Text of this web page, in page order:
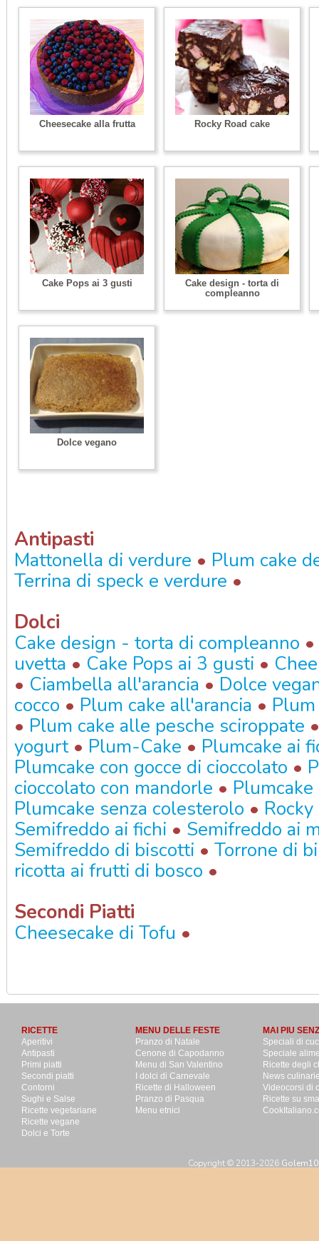
Cheesecake alla frutta Rocky Road cake
Cake Pops ai 3 gusti
Cake design - torta di
compleanno
Dolce vegano
Antipasti
Mattonella di verdure • Plum cake
Terrina di speck e verdure •
Dolci
Cake design - torta di compleanno •
uvetta • Cake Pops ai 3 gusti •
• Ciambella all'arancia • Dolce
cocco • Plum cake all'arancia •
• Plum cake alle pesche sciroppate
yogurt• Plum-Cake • Plumcake ai
Plumcake con gocce di cioccolato •
cioccolato con mandorle •
Plumcake senza colesterolo •
Semifreddo ai fichi • Semifreddo ai
Semifreddo di biscotti • Torrone di
ricotta ai frutti di bosco •
Secondi Piatti
Cheesecake di Tofu •
RICETTE
Aperitivi
Antipasti
Primi piatti
Secondi piatti
Contorni
Sughi e Salse
Ricette vegetariane
Ricette vegane
Dolci e Torte
MENU DELLE FESTE
Pranzo di Natale
Cenone di Capodanno
Menu di San Valentino
I dolci di Carnevale
Ricette di Halloween
Pranzo di Pasqua
Menu etnici
MAI PIU
Speciali di
Speciale
Ricette degli
News
Videocorsi di
Ricette su
Copyright © 2013-2026